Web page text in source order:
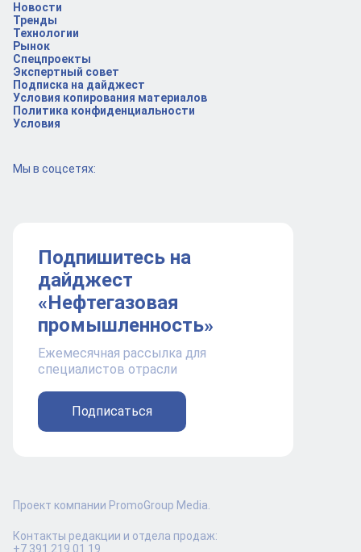
Новости
Тренды
Технологии
Рынок
Спецпроекты
Экспертный совет
Подписка на дайджест
Условия копирования материалов
Политика конфиденциальности
Условия
Мы в соцсетях:
Подпишитесь на
дайджест
«Нефтегазовая
промышленность»
Ежемесячная рассылка для
специалистов отрасли
Подписаться
Проект компании PromoGroup Media.
Контакты редакции и отдела продаж:
+7 391 219 01 19